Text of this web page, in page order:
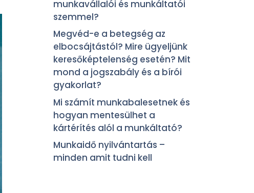
munkavállalói és munkáltatói
szemmel?
Megvéd-e a betegség az
elbocsájtástól? Mire ügyeljünk
keresőképtelenség esetén? Mit
mond a jogszabály és a bírói
gyakorlat?
Mi számít munkabalesetnek és
hogyan mentesülhet a
kártérítés alól a munkáltató?
Munkaidő nyilvántartás –
minden amit tudni kell